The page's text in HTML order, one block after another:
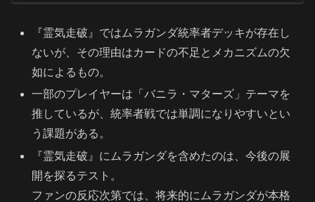
『霊気走破』ではムラガンダ統率者デッキが存在し
ないが、その理由はカードの不足とメカニズムの欠
如によるもの。
一部のプレイヤーは「バニラ・マターズ」テーマを
推しているが、統率者戦では単調になりやすいとい
う課題がある。
『霊気走破』にムラガンダを含めたのは、今後の展
開を探るテスト。
ファンの反応次第では、将来的にムラガンダが本格